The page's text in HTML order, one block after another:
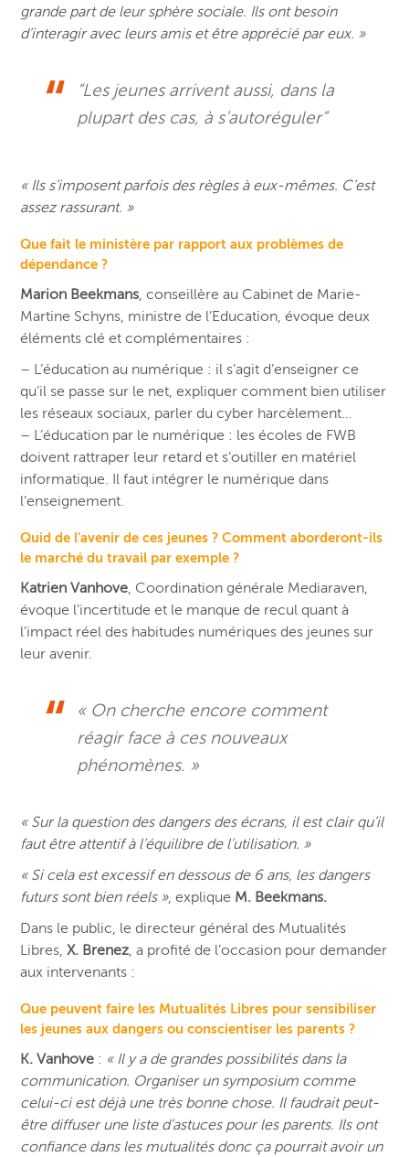
grande part de leur sphère sociale. Ils ont besoin
d’interagir avec leurs amis et être apprécié par eux. »
“Les jeunes arrivent aussi, dans la
plupart des cas, à s’autoréguler”
« Ils s’imposent parfois des règles à eux-mêmes. C’est
assez rassurant. »
Que fait le ministère par rapport aux problèmes de
dépendance ?
Marion Beekmans, conseillère au Cabinet de Marie-
Martine Schyns, ministre de l’Education, évoque deux
éléments clé et complémentaires :
– L’éducation au numérique : il s’agit d’enseigner ce
qu’il se passe sur le net, expliquer comment bien utiliser
les réseaux sociaux, parler du cyber harcèlement…
– L’éducation par le numérique : les écoles de FWB
doivent rattraper leur retard et s’outiller en matériel
informatique. Il faut intégrer le numérique dans
l’enseignement.
Quid de l’avenir de ces jeunes ? Comment aborderont-ils
le marché du travail par exemple ?
Katrien Vanhove, Coordination générale Mediaraven,
évoque l’incertitude et le manque de recul quant à
l’impact réel des habitudes numériques des jeunes sur
leur avenir.
« On cherche encore comment
réagir face à ces nouveaux
phénomènes. »
« Sur la question des dangers des écrans, il est clair qu’il
faut être attentif à l’équilibre de l’utilisation. »
« Si cela est excessif en dessous de 6 ans, les dangers
futurs sont bien réels », explique M. Beekmans.
Dans le public, le directeur général des Mutualités
Libres,X. Brenez, a profité de l’occasion pour demander
aux intervenants :
Que peuvent faire les Mutualités Libres pour sensibiliser
les jeunes aux dangers ou conscientiser les parents ?
K. Vanhove : « Il y a de grandes possibilités dans la
communication. Organiser un symposium comme
celui-ci est déjà une très bonne chose. Il faudrait peut-
être diffuser une liste d’astuces pour les parents. Ils ont
confiance dans les mutualités donc ça pourrait avoir un